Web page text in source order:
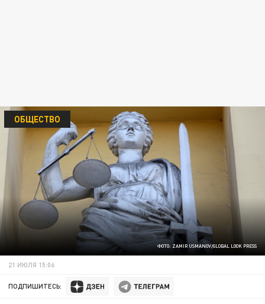
ФОТО: ZAMIR USMANOV/GLOBAL LOOK PRESS
ОБЩЕСТВО
21 ИЮЛЯ 15:06
ПОДПИШИТЕСЬ: